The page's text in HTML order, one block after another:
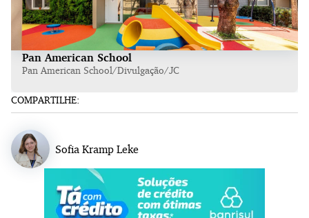
Pan American School
Pan American School/Divulgação/JC
COMPARTILHE:
Sofia Kramp Leke